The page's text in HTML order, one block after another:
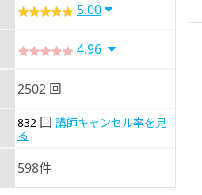
5.00
4.96
2502 回
832 回 講師キャンセル率を見
る
598件